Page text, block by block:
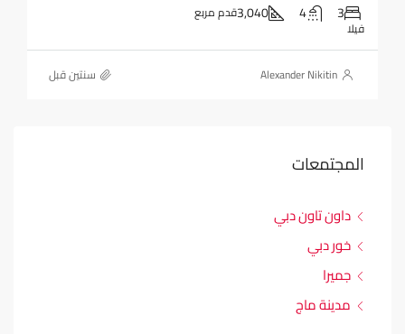
3
4
3,040قدم مربع
فيلا
Alexander Nikitin ‏سنتين قبل
المجتمعات
داون تاون دبي
خور دبي
جميرا
مدينة ماج